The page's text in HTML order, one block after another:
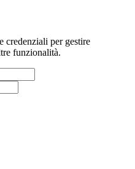
credenziali per gestire
funzionalità.